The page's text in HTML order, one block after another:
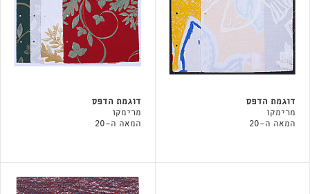
דוגמת הדפס
מרימקו
המאה ה-20
דוגמת הדפס
מרימקו
המאה ה-20